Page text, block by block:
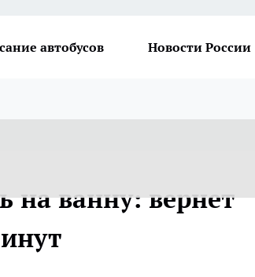
автобусов Новости России
на ванну: вернет